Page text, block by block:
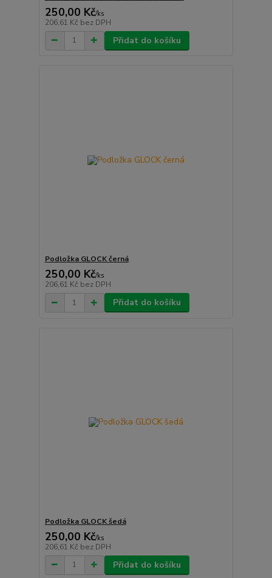
250,00 Kč/ks
206,61 Kč bez DPH
Přidat do košíku
Podložka GLOCK černá
250,00 Kč/ks
206,61 Kč bez DPH
Přidat do košíku
Podložka GLOCK šedá
250,00 Kč/ks
206,61 Kč bez DPH
Přidat do košíku